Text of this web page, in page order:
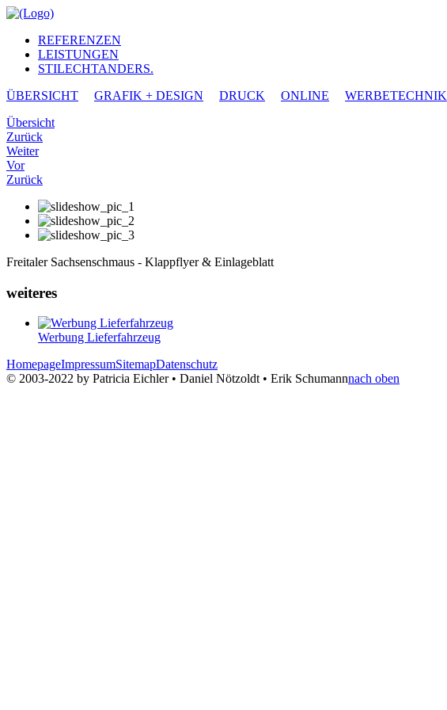
REFERENZEN
LEISTUNGEN
STILECHTANDERS.
ÜBERSICHT
GRAFIK + DESIGN DRUCK ONLINE
WERBETECHNIK
Übersicht
Zurück
Weiter
Vor
Zurück
Freitaler Sachsenschmaus - Klappflyer & Einlageblatt
weiteres
Werbung Lieferfahrzeug
HomepageImpressumSitemapDatenschutz
© 2003-2022 by Patricia Eichler • Daniel Nötzoldt • Erik Schumannnach oben